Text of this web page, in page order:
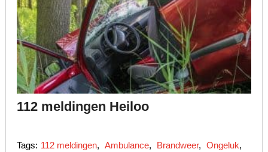
112 meldingen Heiloo
Tags: 112 meldingen, Ambulance, Brandweer, Ongeluk,